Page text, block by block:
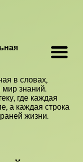
в словах,
знаний.
где каждая
а каждая строка
жизни.